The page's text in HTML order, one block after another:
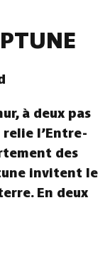
à deux pas
l’Entre-
des
invitent le
En deux